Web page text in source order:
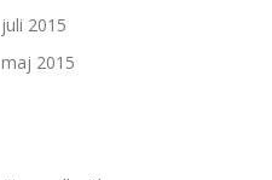
juli 2015
maj 2015